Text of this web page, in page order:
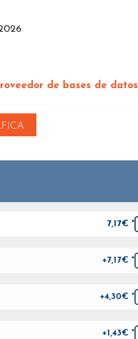
de bases de datos
7,17€ *
+7,17€ *
+4,30€ *
+1,43€ *